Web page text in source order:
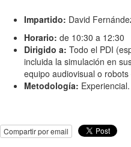
Impartido: David
Horario: de 10:30 a 12:30
Dirigido a: Todo el PDI
incluida la simulación en
equipo audiovisual o
Metodología: Experiencial.
Compartir por email